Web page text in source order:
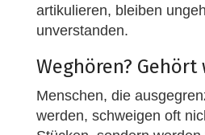
artikulieren, bleiben
unverstanden.
Weghören? Gehört
Menschen, die
werden, schweigen oft